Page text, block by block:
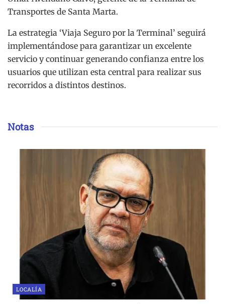
Transportes de Santa Marta.
La estrategia ‘Viaja Seguro por la Terminal’ seguirá
implementándose para garantizar un excelente
servicio y continuar generando confianza entre los
usuarios que utilizan esta central para realizar sus
recorridos a distintos destinos.
Notas
LOCALÍA